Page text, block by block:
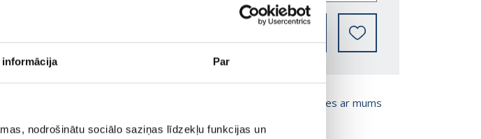
informācija Par
nodrošinātu sociālo saziņas līdzekļu funkcijas un
Sazinies ar mums